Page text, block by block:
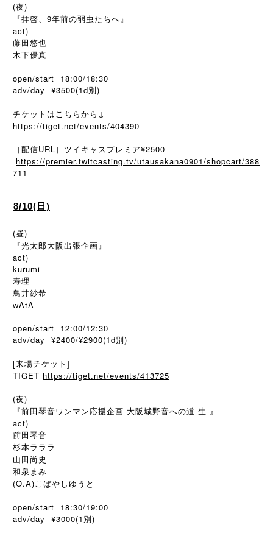
(夜)
『拝啓、9年前の弱虫たちへ』
act)
藤田悠也
木下優真
open/start 18:00/18:30
adv/day ¥3500(1d別)
チケットはこちらから↓
https://tiget.net/events/404390
［配信URL］ツイキャスプレミア¥2500
https://premier.twitcasting.tv/utausakana0901/shopcart/388
711
8/10(日)
(昼)
『光太郎大阪出張企画』
act)
kurumi
寿理
鳥井紗希
wAtA
open/start 12:00/12:30
adv/day ¥2400/¥2900(1d別)
[来場チケット]
TIGET https://tiget.net/events/413725
(夜)
『前田琴音ワンマン応援企画 大阪城野音への道-生-』
act)
前田琴音
杉本ラララ
山田尚史
和泉まみ
(O.A)こばやしゆうと
open/start 18:30/19:00
adv/day ¥3000(1別)